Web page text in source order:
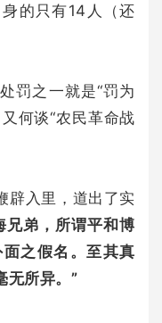
的只有14人（还
罚之一就是“罚为
何谈“农民革命战
辟入里，道出了实
兄弟，所谓平和博
之假名。至其真
无所异。”